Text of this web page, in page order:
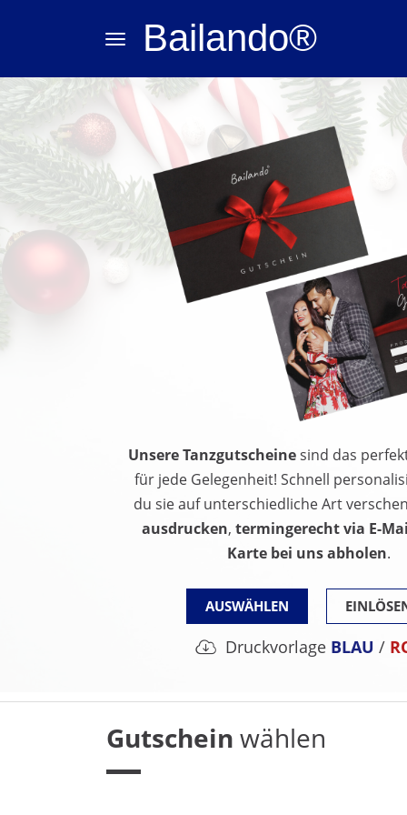
Bailando®
Unsere Tanzgutscheinesind das
für jede Gelegenheit! Schnell
du sie auf unterschiedliche Art
ausdrucken, termingerecht via E-
Karte bei uns abholen.
AUSWÄHLEN
Druckvorlage BLAU /
Gutschein wählen